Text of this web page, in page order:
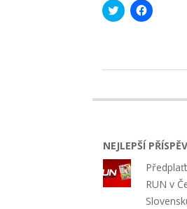
Click
to
new
Click
to
new
NEJLEPŠÍ
RUN v